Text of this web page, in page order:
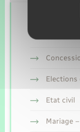
Elections
Etat civil
Mariage –